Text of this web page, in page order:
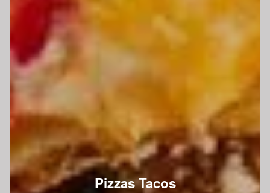
Pizzas Tacos